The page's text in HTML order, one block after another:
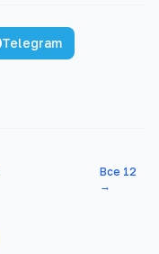
Telegram
Все 12
→